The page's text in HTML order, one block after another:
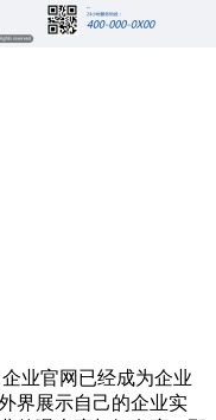
业官网已经成为企业
界展示自己的企业实